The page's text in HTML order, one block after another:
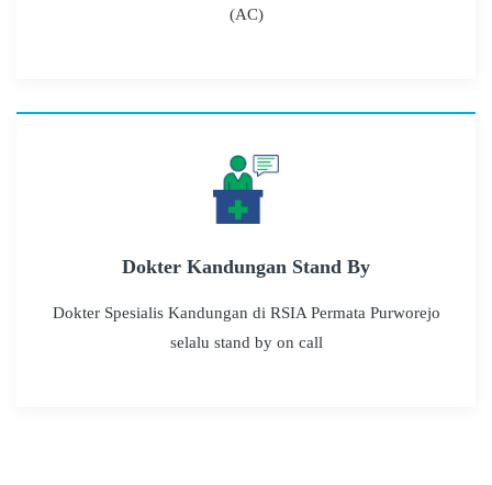
(AC)
Dokter Kandungan Stand By
Dokter Spesialis Kandungan di RSIA Permata Purworejo
selalu stand by on call